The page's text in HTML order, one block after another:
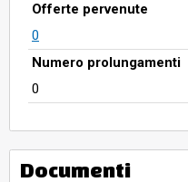
Offerte pervenute
0
Numero prolungamenti
0
Documenti